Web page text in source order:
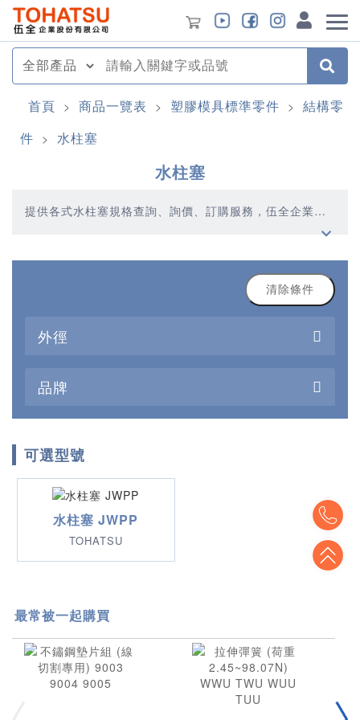
首頁 > 商品一覽表 > 塑膠模具標準零件 > 結構零
件 > 水柱塞
水柱塞
提供各式水柱塞規格查詢、詢價、訂購服務，伍全企業深
清除條件
外徑
品牌
可選型號
水柱塞 JWPP
TOHATSU
最常被一起購買